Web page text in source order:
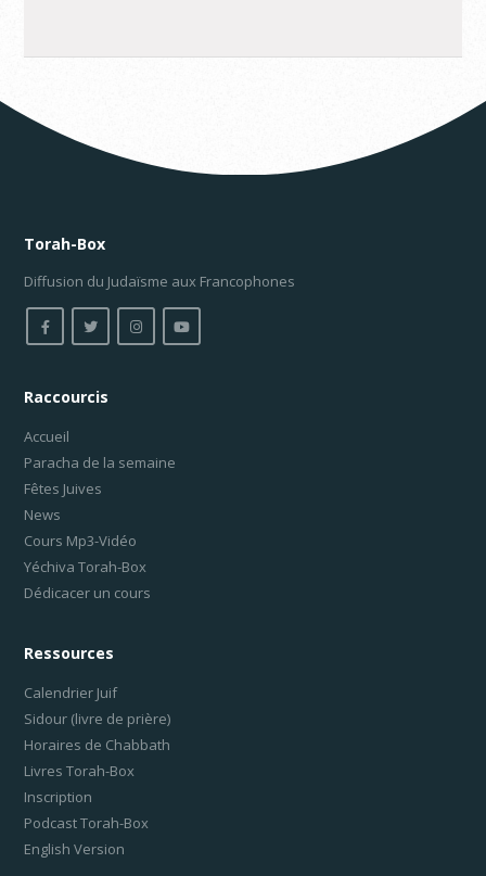
Torah-Box
Diffusion du Judaïsme aux Francophones
Raccourcis
Accueil
Paracha de la semaine
Fêtes Juives
News
Cours Mp3-Vidéo
Yéchiva Torah-Box
Dédicacer un cours
Ressources
Calendrier Juif
Sidour (livre de prière)
Horaires de Chabbath
Livres Torah-Box
Inscription
Podcast Torah-Box
English Version